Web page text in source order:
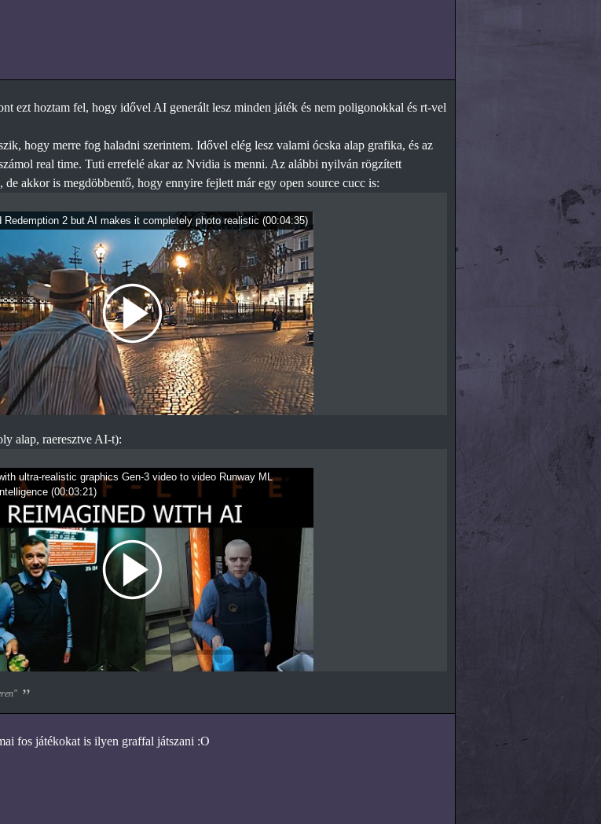
ezt hoztam fel, hogy idővel AI generált lesz minden játék és nem poligonokkal és rt-vel
hogy merre fog haladni szerintem. Idővel elég lesz valami ócska alap grafika, és az
real time. Tuti errefelé akar az Nvidia is menni. Az alábbi nyilván rögzített
akkor is megdöbbentő, hogy ennyire fejlett már egy open source cucc is:
Redemption 2 but AI makes it completely photo realistic (00:04:35)
alap, raeresztve AI-t):
ultra-realistic graphics Gen-3 video to video Runway ML
(00:03:21)
fos játékokat is ilyen graffal játszani :O